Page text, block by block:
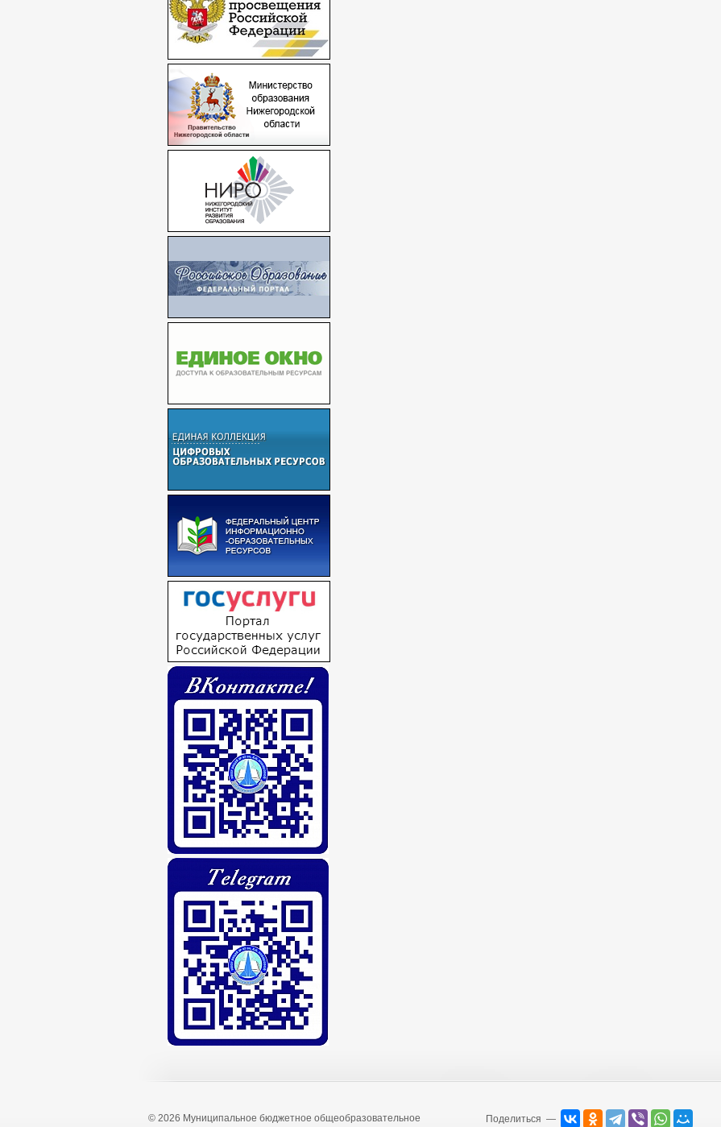
© 2026 Муниципальное бюджетное общеобразовательное Поделиться —